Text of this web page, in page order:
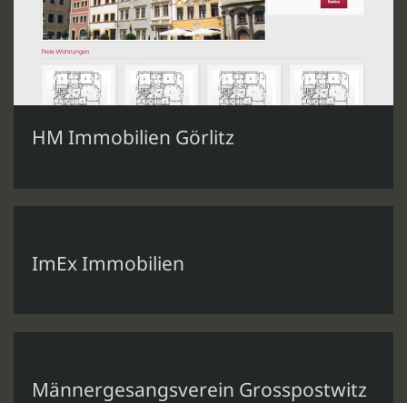
HM Immobilien Görlitz
ImEx Immobilien
Männergesangsverein Grosspostwitz